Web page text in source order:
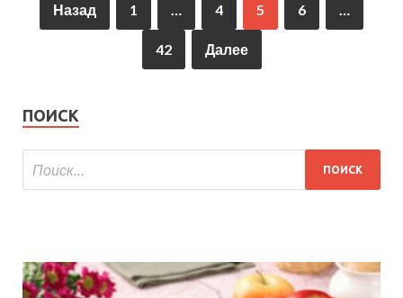
Назад 1 … 4 5 6 …
42 Далее
ПОИСК